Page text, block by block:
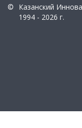
©
Казанский
1994 - 2026 г.